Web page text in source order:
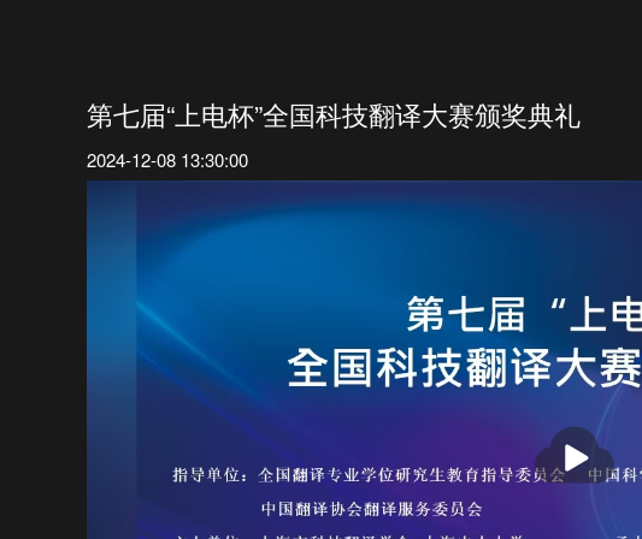
第七届“上电杯”全国科技翻译大赛颁奖典礼
2024-12-08 13:30:00
放